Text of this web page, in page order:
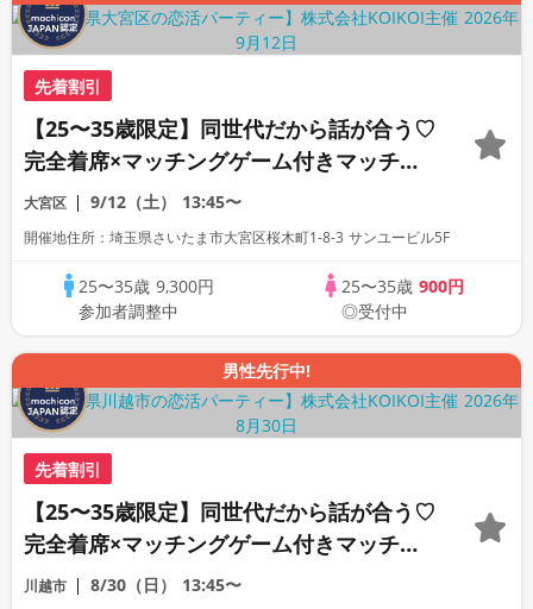
先着割引
【25〜35歳限定】同世代だから話が合う♡
完全着席×マッチングゲーム付きマッチン
グコン
大宮区 9/12（土） 13:45〜
開催地住所：埼玉県さいたま市大宮区桜木町1-8-3 サンユービル5F
25〜35歳 9,300円
参加者調整中
25〜35歳 900円
◎受付中
男性先行中!
先着割引
【25〜35歳限定】同世代だから話が合う♡
完全着席×マッチングゲーム付きマッチン
グコン
川越市 8/30（日） 13:45〜